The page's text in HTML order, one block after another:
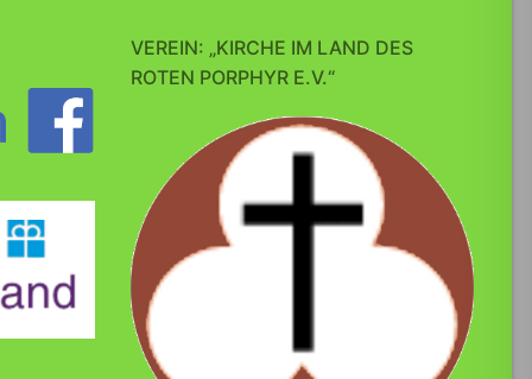
VEREIN: „KIRCHE IM LAND DES
ROTEN PORPHYR E.V.“